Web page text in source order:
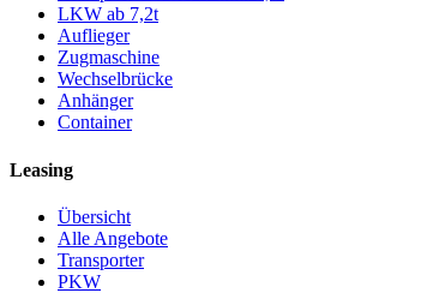
LKW ab 7,2t
Auflieger
Zugmaschine
Wechselbrücke
Anhänger
Container
Leasing
Übersicht
Alle Angebote
Transporter
PKW